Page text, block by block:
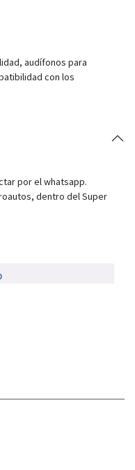
audífonos para
con los
por el whatsapp.
dentro del Super